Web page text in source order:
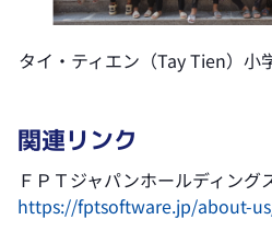
タイ・ティエン（Tay Tien）小
関連リンク
ＦＰＴジャパンホールディング
https://fptsoftware.jp/about-